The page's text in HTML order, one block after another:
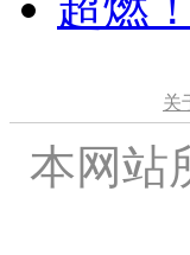
关
本网站